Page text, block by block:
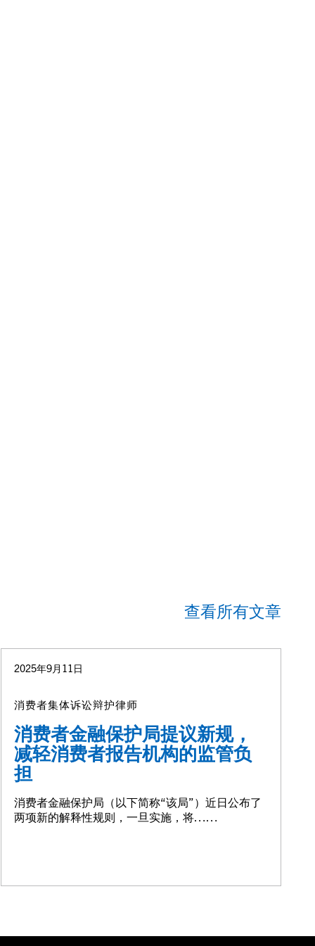
查看所有文章
2025年9月11日
消费者集体诉讼辩护律师
消费者金融保护局提议新规，
减轻消费者报告机构的监管负
担
消费者金融保护局（以下简称“该局”）近日公布了
两项新的解释性规则，一旦实施，将……